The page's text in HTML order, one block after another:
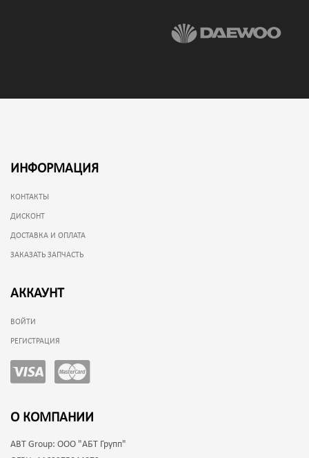
ИНФОРМАЦИЯ
КОНТАКТЫ
ДИСКОНТ
ДОСТАВКА И ОПЛАТА
ЗАКАЗАТЬ ЗАПЧАСТЬ
АККАУНТ
ВОЙТИ
РЕГИСТРАЦИЯ
О КОМПАНИИ
ABT Group: ООО "АБТ Групп"